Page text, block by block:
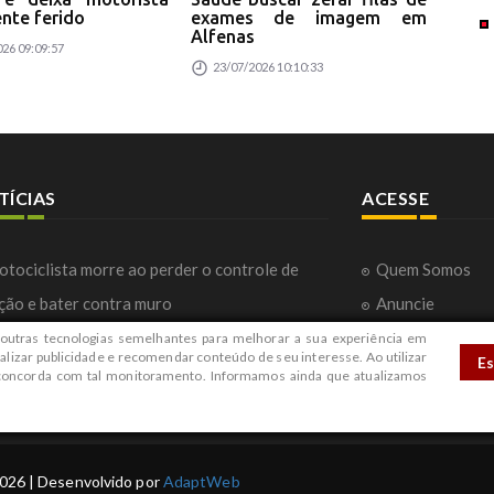
ferido
09:09:57
exames de imagem em
Alfenas
23/07/2026 10:10:33
no
tecnologias semelhantes para melhorar a sua experiência em
publicidade e recomendar conteúdo de seu interesse. Ao utilizar
com tal monitoramento. Informamos ainda que atualizamos
morre ao perder o controle de
e bater contra muro
bate em poste, capota e deixa motorista
ferido
ACESSE
Quem Somos
Anuncie
Fale com a
Contato
| Desenvolvido porAdaptWeb